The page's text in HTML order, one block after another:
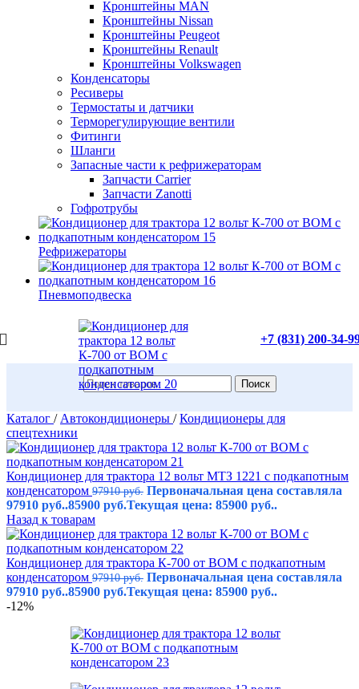
Кронштейны MAN
Кронштейны Nissan
Кронштейны Peugeot
Кронштейны Renault
Кронштейны Volkswagen
Конденсаторы
Ресиверы
Термостаты и датчики
Терморегулирующие вентили
Фитинги
Шланги
Запасные части к рефрижераторам
Запчасти Carrier
Запчасти Zanotti
Гофротрубы
Рефрижераторы
Пневмоподвеска
+7 (831) 200-34-
Поиск
Каталог / Автокондиционеры / Кондиционеры для
спецтехники
Кондиционер для трактора 12 вольт МТЗ 1221 c подкапотным
конденсатором 97910руб. Первоначальная цена составляла
97910 руб..85900 руб.Текущая цена: 85900 руб..
Назад к товарам
Кондиционер для трактора К-700 от ВОМ с подкапотным
конденсатором 97910руб. Первоначальная цена составляла
97910 руб..85900 руб.Текущая цена: 85900 руб..
-12%